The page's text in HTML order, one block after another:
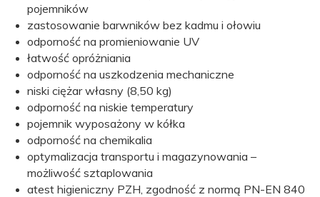
pojemników
zastosowanie barwników bez kadmu i ołowiu
odporność na promieniowanie UV
łatwość opróżniania
odporność na uszkodzenia mechaniczne
niski ciężar własny (8,50 kg)
odporność na niskie temperatury
pojemnik wyposażony w kółka
odporność na chemikalia
optymalizacja transportu i magazynowania –
możliwość sztaplowania
atest higieniczny PZH, zgodność z normą PN-EN 840